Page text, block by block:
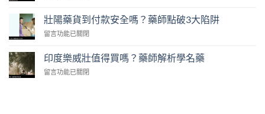
師
你
單
顆
免
處
方
賣！
師
壯
陽
藥
薦
清
單
壯陽藥貨到付款安全嗎？藥師點破3大陷阱
在
陽
藥
貨
留言功能已關閉
印度樂威壯值得買嗎？藥師解析學名藥
在
留言功能已關閉